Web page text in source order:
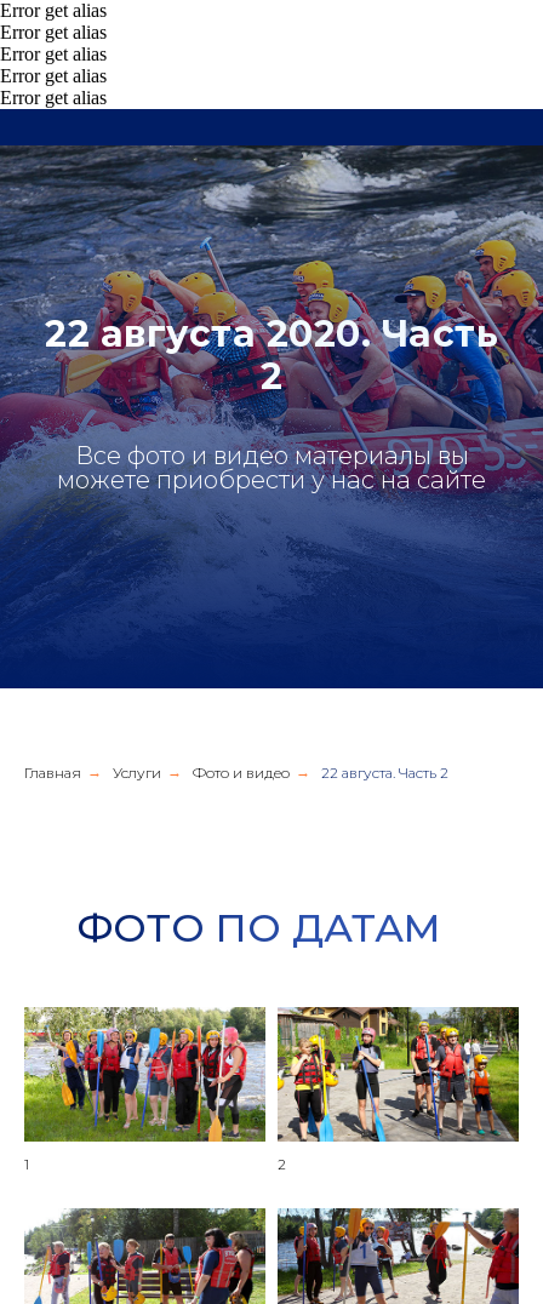
Error get alias
Error get alias
Error get alias
Error get alias
Error get alias
22 августа 2020. Часть
2
Все фото и видео материалы вы
можете приобрести у нас на сайте
Главная → Услуги → Фото и видео → 22 августа. Часть 2
ФОТО ПО ДАТАМ
1 2